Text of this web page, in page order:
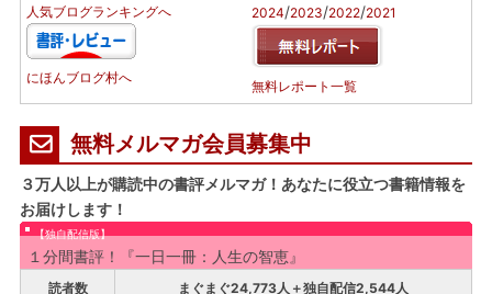
人気ブログランキングへ
にほんブログ村へ
2024/2023/2022/2021
無料レポート一覧
無料メルマガ会員募集中
３万人以上が購読中の書評メルマガ！あなたに役立つ書籍情報を
お届けします！
【独自配信版】
１分間書評！『一日一冊：人生の智恵』
読者数 まぐまぐ24,773人＋独自配信2,544人